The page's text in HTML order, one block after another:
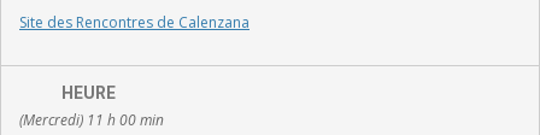
Site des Rencontres de Calenzana
HEURE
(Mercredi) 11 h 00 min